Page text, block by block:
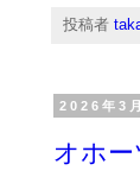
投稿者
2026年3
オホ